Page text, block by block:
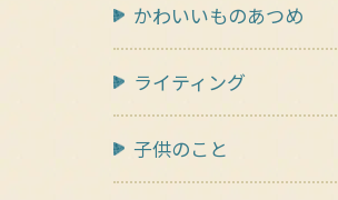
かわいいものあつめ
ライティング
子供のこと